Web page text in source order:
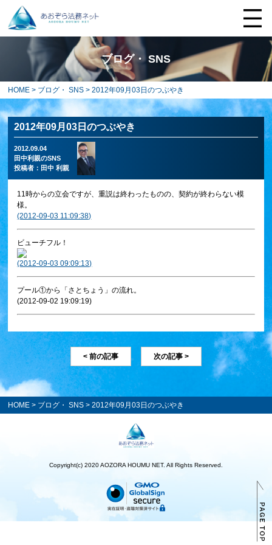
ブログ・ SNS
HOME > ブログ・ SNS > 2012年09月03日のつぶやき
2012年09月03日のつぶやき
2012.09.04
田中利親のSNS
投稿者： 田中 利親
11時からの立会ですが、重説は終わったものの、契約が終わらない模
様。
(2012-09-03 11:09:38)
ビューチフル！
(2012-09-03 09:09:13)
プール①から「さとちょう」の流れ。
(2012-09-02 19:09:19)
< 前の記事 次の記事 >
HOME > ブログ・ SNS > 2012年09月03日のつぶやき
Copyright(c) 2020 AOZORA HOUMU NET. All Rights Reserved.